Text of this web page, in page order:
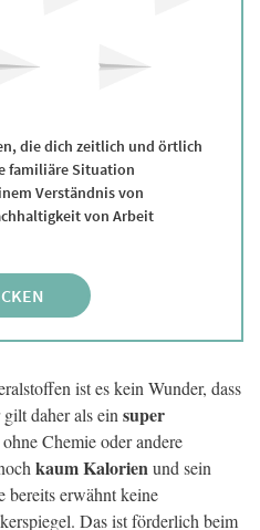
die dich zeitlich und örtlich
familiäre Situation
Verständnis von
von Arbeit
ist es kein Wunder, dass
daher als ein super
ohne Chemie oder andere
kaum Kalorienund sein
bereits erwähnt keine
Das ist förderlich beim